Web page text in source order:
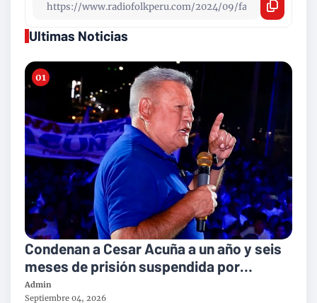
Ultimas Noticias
Condenan a Cesar Acuña a un año y seis
meses de prisión suspendida por
violación de la libertad de trabajo
Admin
Septiembre 04, 2026